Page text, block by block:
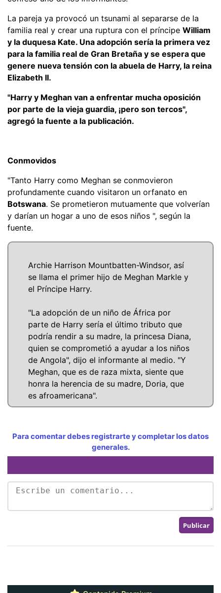
La pareja ya provocó un tsunami al separarse de la
familia real y crear una ruptura con el príncipe William
y la duquesa Kate. Una adopción sería la primera vez
para la familia real de Gran Bretaña y se espera que
genere nueva tensión con la abuela de Harry, la reina
Elizabeth II.
"Harry y Meghan van a enfrentar mucha oposición
por parte de la vieja guardia, ¡pero son tercos",
agregó la fuente a la publicación.
Conmovidos
"Tanto Harry como Meghan se conmovieron
profundamente cuando visitaron un orfanato en
Botswana. Se prometieron mutuamente que volverían
y darían un hogar a uno de esos niños ", según la
fuente.
Archie Harrison Mountbatten-Windsor, así
se llama el primer hijo de Meghan Markle y
el Príncipe Harry.
"La adopción de un niño de África por
parte de Harry sería el último tributo que
podría rendir a su madre, la princesa Diana,
quien se comprometió a ayudar a los niños
de Angola", dijo el informante al medio. "Y
Meghan, que es de raza mixta, siente que
honra la herencia de su madre, Doria, que
es afroamericana".
Para comentar debes registrarte y completar los datos
generales.